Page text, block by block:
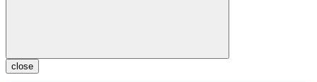
close